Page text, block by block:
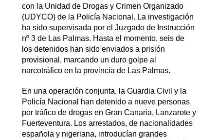
con la Unidad de Drogas y Crimen Organizado
(UDYCO) de la Policía Nacional. La investigación
ha sido supervisada por el Juzgado de Instrucción
nº 3 de Las Palmas. Hasta el momento, seis de
los detenidos han sido enviados a prisión
provisional, marcando un duro golpe al
narcotráfico en la provincia de Las Palmas.
En una operación conjunta, la Guardia Civil y la
Policía Nacional han detenido a nueve personas
por tráfico de drogas en Gran Canaria, Lanzarote y
Fuerteventura. Los arrestados, de nacionalidades
española y nigeriana, introducían grandes